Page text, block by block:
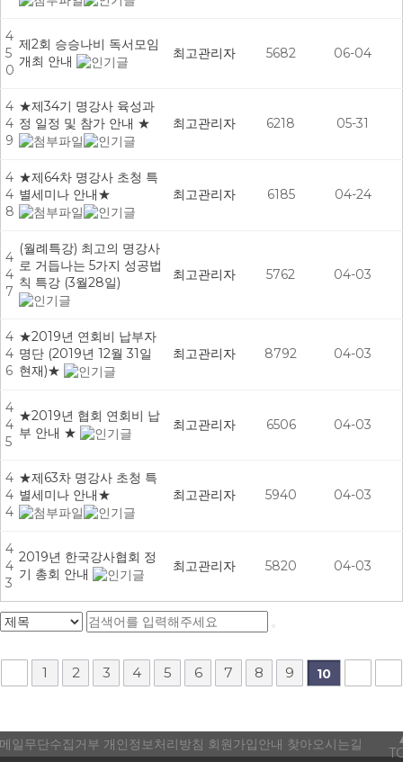
4
5
0
제2회 승승나비 독서모임
개최 안내
최고관리자 5682 06-04
4
4
9
★제34기 명강사 육성과
정 일정 및 참가 안내 ★
최고관리자 6218 05-31
4
4
8
★제64차 명강사 초청 특
별세미나 안내★
최고관리자 6185 04-24
4
4
7
(월례특강) 최고의 명강사
로 거듭나는 5가지 성공법
칙 특강 (3월28일)
최고관리자 5762 04-03
4
4
6
★2019년 연회비 납부자
명단 (2019년 12월 31일
현재)★
최고관리자 8792 04-03
4
4
5
★2019년 협회 연회비 납
부 안내 ★
최고관리자 6506 04-03
4
4
4
★제63차 명강사 초청 특
별세미나 안내★
최고관리자 5940 04-03
4
4
3
2019년 한국강사협회 정
기 총회 안내
최고관리자 5820 04-03
1 2 3 4 5 6 7 8 9 10
일무단수집거부 개인정보처리방침 회원가입안내 찾아오시는길